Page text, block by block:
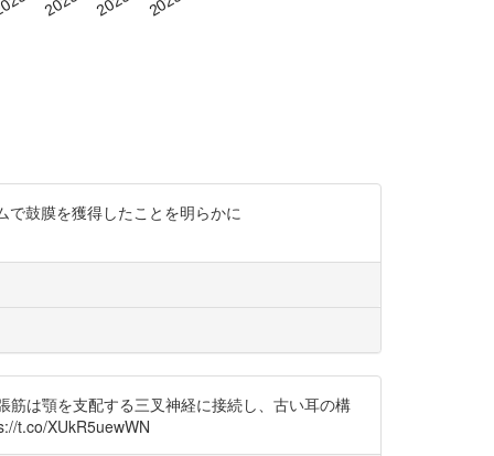
鼓膜を獲得したことを明らかに
は顎を支配する三叉神経に接続し、古い耳の構
t.co/XUkR5uewWN